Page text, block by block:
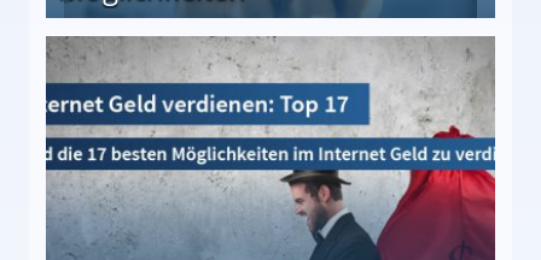
besten Möglichkeiten